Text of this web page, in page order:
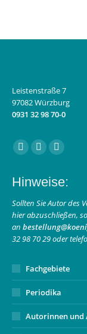
Leistenstraße 7
97082 Würzburg
0931 32 98 70-0
Finden Sie uns auf:
Facebook
opens
in
new
window
Instagram
opens
in
new
window
E-
page
opens
in
new
window
Hinweise:
Sollten Sie Autor des
hier abzuschließen,
an
32 98 70 29 oder
Fachgebiete
Periodika
Autorinnen und